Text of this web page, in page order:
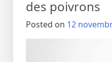
l’Antiquité
à
des poivrons
Posted on 12